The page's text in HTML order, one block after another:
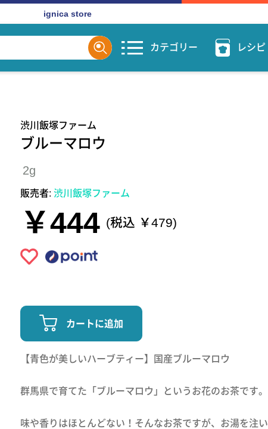
ignica store
カテゴリー レシピ
渋川飯塚ファーム
ブルーマロウ
2g
販売者: 渋川飯塚ファーム
￥444 (税込 ￥479)
カートに追加
【青色が美しいハーブティー】国産ブルーマロウ
群馬県で育てた「ブルーマロウ」というお花のお茶です。
味や香りはほとんどない！そんなお茶ですが、お湯を注い